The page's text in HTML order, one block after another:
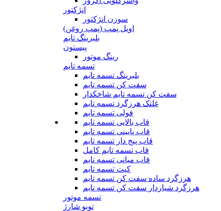
انژکتور
سوزن انژکتور
اویل پمپ (پمپ روغن)
بلبرینگ تایم
پیستون
رینگ موتور
تسمه تایم
بلبرینگ تسمه تایم
سفت کن تسمه تایم
سفت کن تسمه تایم شاخکدار
غلتک هرزگرد تسمه تایم
فولی تسمه تایم
قاب بالایی تسمه تایم
قاب پایینی تسمه تایم
قاب پیج دار تسمه تایم
قاب تسمه تایم کامل
قاب میانی تسمه تایم
کیت تسمه تایم
هرزگرد ساده سفت کن تسمه تایم
هرزگرد شیاردار سفت کن تسمه تایم
تسمه موتور
توبو شارژ